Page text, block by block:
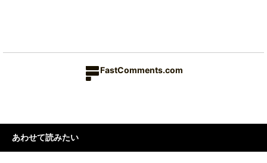
FastComments.com
あわせて読みたい